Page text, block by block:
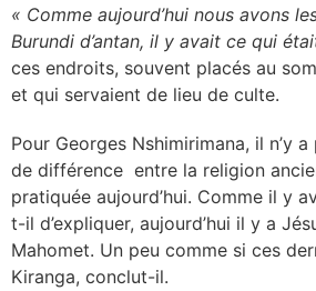
« Comme aujourd’hui nous avons
Burundi d’antan, il y avait ce qui
ces endroits, souvent placés au
et qui servaient de lieu de culte.
Pour Georges Nshimirimana, il n’y
de différence entre la religion
pratiquée aujourd’hui. Comme il y
t-il d’expliquer, aujourd’hui il y a
Mahomet. Un peu comme si ces
Kiranga, conclut-il.